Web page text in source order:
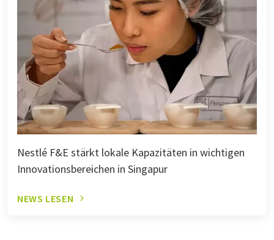
Nestlé F&E stärkt lokale Kapazitäten in wichtigen
Innovationsbereichen in Singapur
NEWS LESEN